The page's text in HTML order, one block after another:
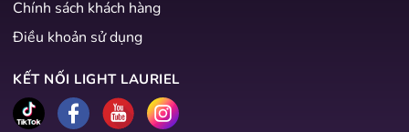
Chính sách khách hàng
Điều khoản sử dụng
KẾT NỐI LIGHT LAURIEL